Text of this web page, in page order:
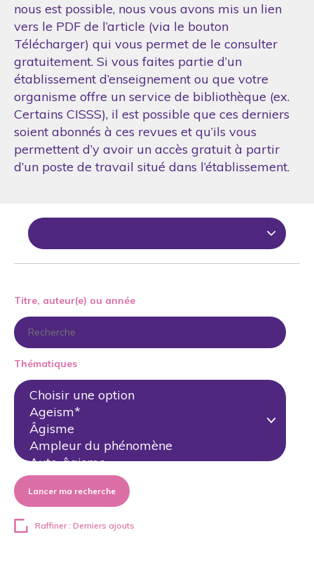
nous est possible, nous vous avons mis un lien
vers le PDF de l’article (via le bouton
Télécharger) qui vous permet de le consulter
gratuitement. Si vous faites partie d’un
établissement d’enseignement ou que votre
organisme offre un service de bibliothèque (ex.
Certains CISSS), il est possible que ces derniers
soient abonnés à ces revues et qu’ils vous
permettent d’y avoir un accès gratuit à partir
d’un poste de travail situé dans l’établissement.
Titre, auteur(e) ou année
Thématiques
Lancer ma recherche
Raffiner : Derniers ajouts